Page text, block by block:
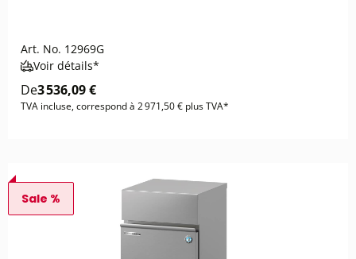
Art. No. 12969G
Voir détails*
De3 536,09 €
TVA incluse, correspond à 2 971,50 € plus TVA*
Sale %